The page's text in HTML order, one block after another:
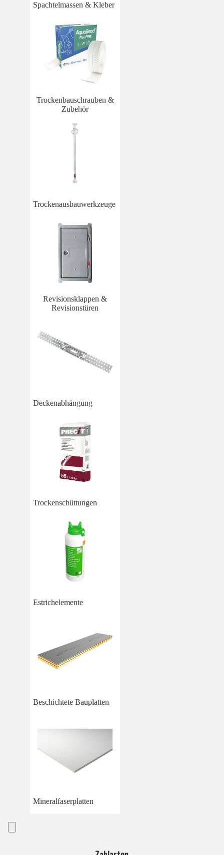
Spachtelmassen & Kleber
Trockenbauschrauben &
Zubehör
Trockenausbauwerkzeuge
Revisionsklappen &
Revisionstüren
Deckenabhängung
Trockenschüttungen
Estrichelemente
Beschichtete Bauplatten
Mineralfaserplatten